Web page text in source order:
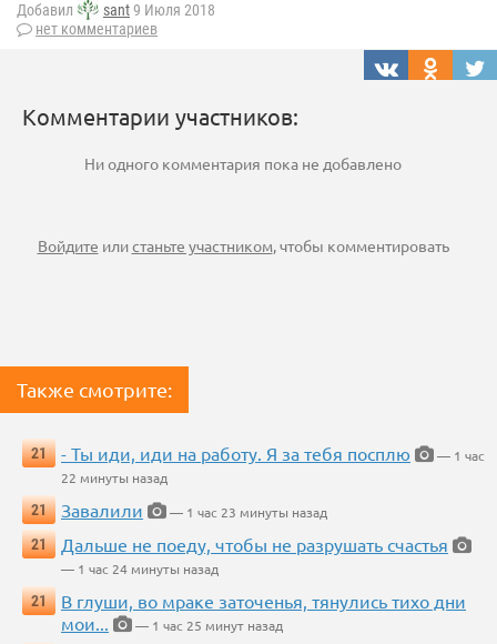
Добавил sant9 Июля 2018
нет комментариев
Комментарии участников:
Ни одного комментария пока не добавлено
Войдите илистаньте участником, чтобы комментировать
Также смотрите:
21 - Ты иди, иди на работу. Я за тебя посплю
— 1 час
22 минуты назад
21
Завалили
— 1 час 23 минуты назад
21
Дальше не поеду, чтобы не разрушать счастья
— 1 час 24 минуты назад
21
В глуши, во мраке заточенья, тянулись тихо дни
мои...
— 1 час 25 минут назад